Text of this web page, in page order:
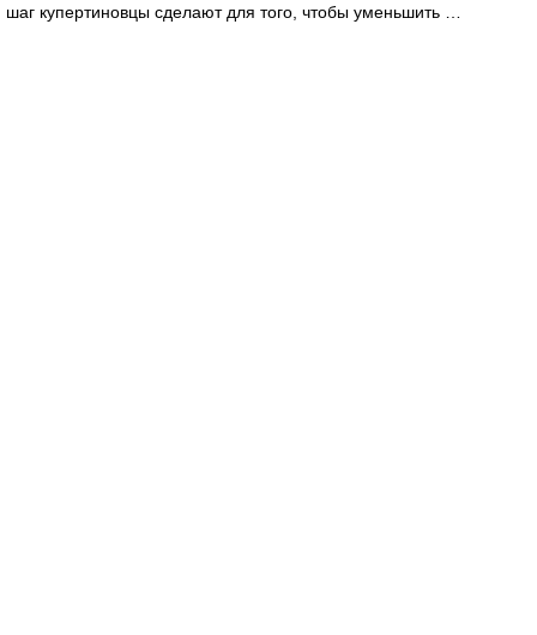
шаг купертиновцы сделают для того, чтобы уменьшить …